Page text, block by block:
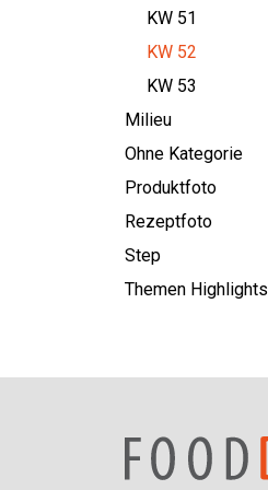
KW 51
KW 52
KW 53
Milieu
Ohne Kategorie
Produktfoto
Rezeptfoto
Step
Themen Highlights